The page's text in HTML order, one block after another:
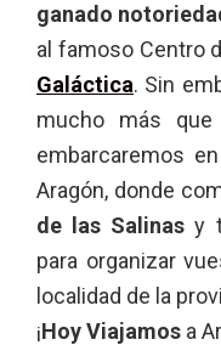
ganado
al famoso Centro
Galáctica. Sin
mucho más
embarcaremos
Aragón, donde
de las Salinas y
para organizar
localidad de la
¡Hoy Viajamos a